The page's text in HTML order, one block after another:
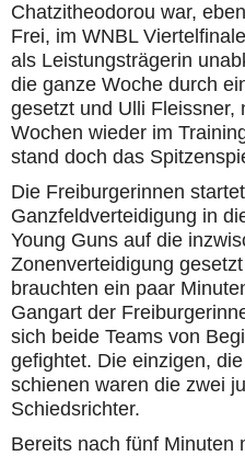
Chatzitheodorou war,
Frei, im WNBL
als Leistungsträgerin
die ganze Woche durch
gesetzt und Ulli Fleissner,
Wochen wieder im
stand doch das
Die Freiburgerinnen
Ganzfeldverteidigung in
Young Guns auf die
Zonenverteidigung
brauchten ein paar
Gangart der
sich beide Teams von
gefightet. Die einzigen,
schienen waren die zwei
Schiedsrichter.
Bereits nach fünf Minuten